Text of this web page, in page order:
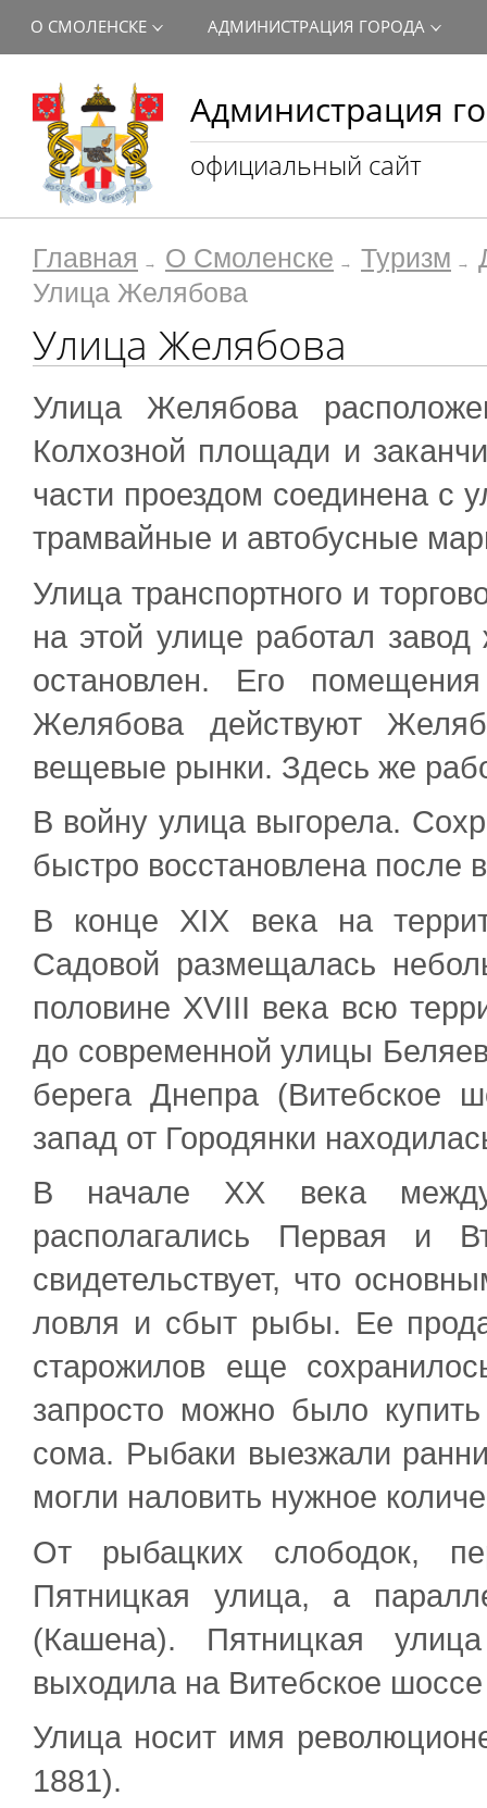
Администрация
официальный сайт
О СМОЛЕНСКЕ АДМИНИСТРАЦИЯ ГОРОДА
Главная О Смоленске Туризм
Улица Желябова
Улица Желябова
Улица Желябова
Колхозной площади и
части проездом соединена с
трамвайные и автобусные
Улица транспортного и
на этой улице работал
остановлен. Его
Желябова действуют
вещевые рынки. Здесь же
В войну улица выгорела.
быстро восстановлена после
В конце XIX века на
Садовой размещалась
половине XVIII века всю
до современной улицы
берега Днепра (Витебское
запад от Городянки
В начале XX века
располагались Первая и
свидетельствует, что
ловля и сбыт рыбы. Ее
старожилов еще
запросто можно было
сома. Рыбаки выезжали
могли наловить нужное
От рыбацких слободок,
Пятницкая улица, а
(Кашена). Пятницкая
выходила на Витебское
Улица носит имя
1881).